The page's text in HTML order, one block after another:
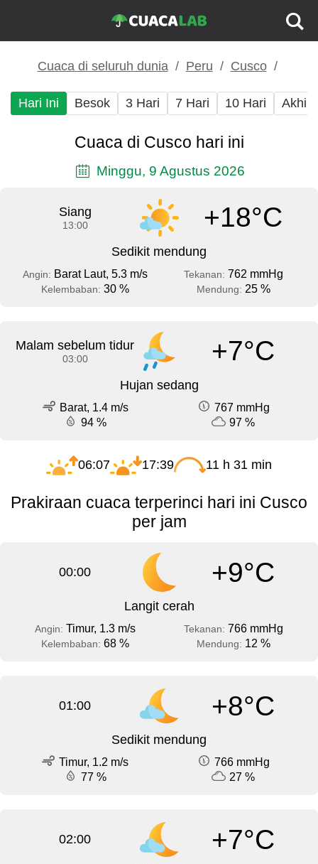
Cuaca di seluruh dunia Peru Cusco
Hari Ini Besok 3 Hari 7 Hari 10 Hari Akhir
Cuaca di Cusco hari ini
Minggu, 9 Agustus 2026
Siang
13:00 +18°C
Sedikit mendung
Angin: Barat Laut, 5.3 m/s Tekanan: 762 mmHg
Kelembaban: 30 % Mendung: 25 %
Malam sebelum tidur
03:00 +7°C
Hujan sedang
Barat, 1.4 m/s
767 mmHg
94 %
97 %
06:07 17:39 11 h 31 min
Prakiraan cuaca terperinci hari ini Cusco
per jam
00:00 +9°C
Langit cerah
Angin: Timur, 1.3 m/s Tekanan: 766 mmHg
Kelembaban: 68 % Mendung: 12 %
01:00 +8°C
Sedikit mendung
Timur, 1.2 m/s
766 mmHg
77 %
27 %
02:00 +7°C